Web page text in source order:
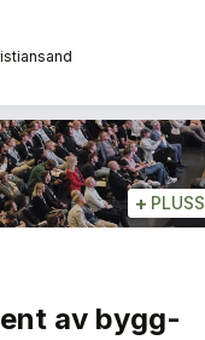
+ PLUSS
av bygg-